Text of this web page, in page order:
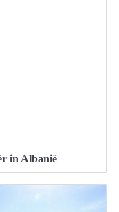
in Albanië